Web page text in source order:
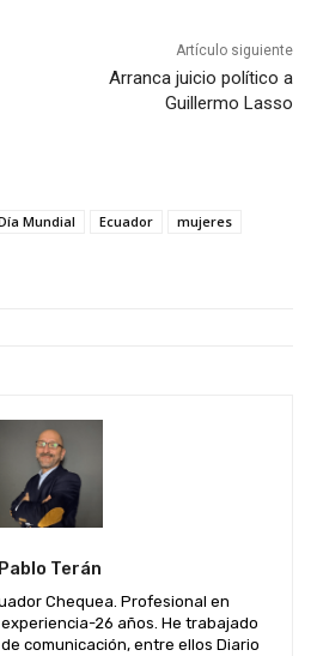
Artículo siguiente
Arranca juicio político a
Guillermo Lasso
Mundial Ecuador
mujeres
Pablo Terán
Chequea. Profesional en
26 años. He trabajado
comunicación, entre ellos Diario